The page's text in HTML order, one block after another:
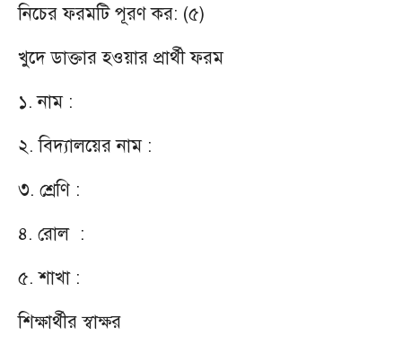
নিচের ফরমটি পূরণ কর: (৫)
খুদে ডাক্তার হওয়ার প্রার্থী ফরম
১. নাম :
২. বিদ্যালয়ের নাম :
৩. শ্রেণি :
৪. রোল :
৫. শাখা :
শিক্ষার্থীর স্বাক্ষর